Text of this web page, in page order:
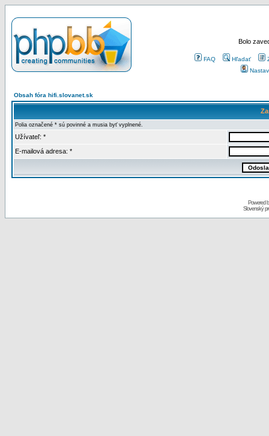
Bolo
FAQ Hľadať
Obsah fóra hifi.slovanet.sk
Polia označené * sú povinné a musia byť vyplnené.
Užívateľ: *
E-mailová adresa: *
Powered
Slovenský